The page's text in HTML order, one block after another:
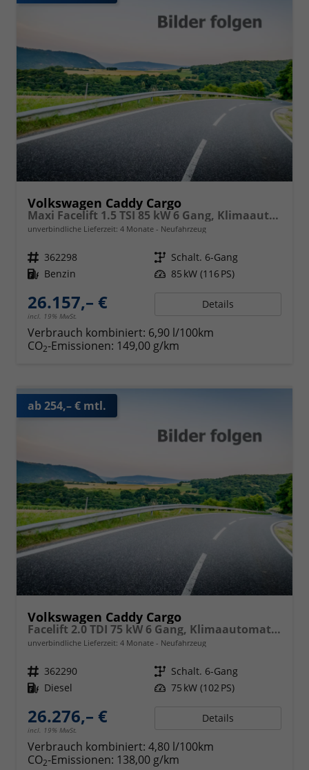
Volkswagen Caddy Cargo
Maxi Facelift 1.5 TSI 85 kW 6 Gang, Klimaautomatik, Radio mit Navigationsvorbereitung, App Connect Wireless, AHK Vorbereitung, Assistenzsysteme, PDC v+h, GRA, Light Assist, Außenspiegel elektr. kllappar
unverbindliche Lieferzeit: 4 Monate Neufahrzeug
Fahrzeugnr. 362298 Getriebe Schalt. 6-Gang
Kraftstoff Benzin Leistung 85 kW (116 PS)
26.157,– €
incl. 19% MwSt.
Details
Verbrauch kombiniert: 6,90 l/100km
CO2-Emissionen: 149,00 g/km
ab 254,– € mtl.
Volkswagen Caddy Cargo
Facelift 2.0 TDI 75 kW 6 Gang, Klimaautomatik, Radio mit Navigationsvorbereitung, App Connect Wireless, AHK Vorbereitung, Assistenzsysteme, PDC v+h, GRA, Light Assist, Außenspiegel elektr. kllappar
unverbindliche Lieferzeit: 4 Monate Neufahrzeug
Fahrzeugnr. 362290 Getriebe Schalt. 6-Gang
Kraftstoff Diesel Leistung 75 kW (102 PS)
26.276,– €
incl. 19% MwSt.
Details
Verbrauch kombiniert: 4,80 l/100km
CO2-Emissionen: 138,00 g/km